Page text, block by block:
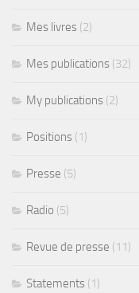
Mes livres (2)
Mes publications (32)
My publications (2)
Positions (1)
Presse (5)
Radio (5)
Revue de presse (11)
Statements (1)